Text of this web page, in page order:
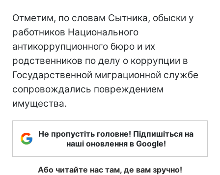
Отметим, по словам Сытника, обыски у
работников Национального
антикоррупционного бюро и их
родственников по делу о коррупции в
Государственной миграционной службе
сопровождались повреждением
имущества.
Не пропустіть головне! Підпишіться на
наші оновлення в Google!
Або читайте нас там, де вам зручно!